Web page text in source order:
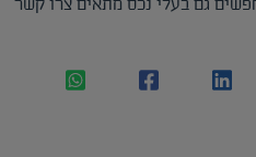
גם בעלי נכס מתאים צרו קשר